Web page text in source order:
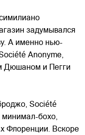
задумывался
А именно нью-
Anonyme,
Дюшаном и Пегги
Société
минимал-бохо,
Флоренции. Вскоре